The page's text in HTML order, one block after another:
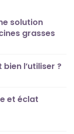
solution
grasses
l’utiliser ?
et éclat